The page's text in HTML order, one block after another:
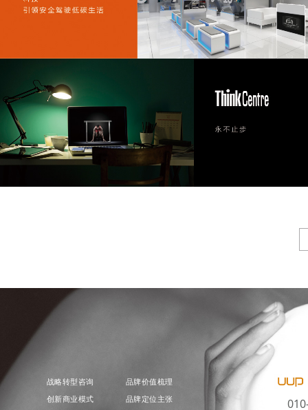
战略转型咨询
品牌价值梳理
创新商业模式
品牌定位主张